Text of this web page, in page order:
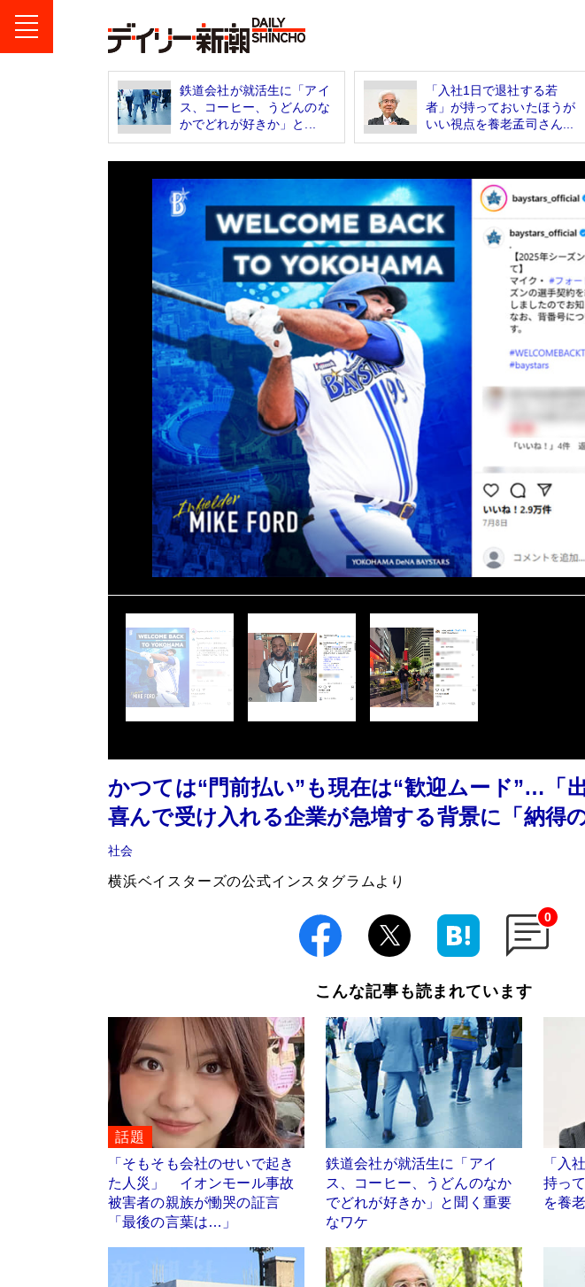
鉄道会社が就活生に「アイ
ス、コーヒー、うどんのな
かでどれが好きか」と...
「入社1日で退社する若
者」が持っておいたほうが
いい視点を養老孟司さん...
かつては“門前払い”も現在は“歓迎ムード”…「
喜んで受け入れる企業が急増する背景に「納得
社会
横浜ベイスターズの公式インスタグラムより
0
こんな記事も読まれています
話題
「そもそも会社のせいで起き
た人災」 イオンモール事故
被害者の親族が慟哭の証言
「最後の言葉は…」
鉄道会社が就活生に「アイ
ス、コーヒー、うどんのなか
でどれが好きか」と聞く重要
なワケ
「入
持っ
を養